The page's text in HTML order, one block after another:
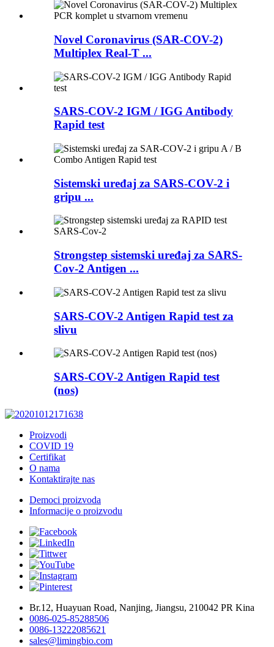
Novel Coronavirus (SAR-COV-2)
Multiplex Real-T ...
SARS-COV-2 IGM / IGG Antibody
Rapid test
Sistemski uređaj za SARS-COV-2 i
gripu ...
Strongstep sistemski uređaj za SARS-
Cov-2 Antigen ...
SARS-COV-2 Antigen Rapid test za
slivu
SARS-COV-2 Antigen Rapid test
(nos)
Proizvodi
COVID 19
Certifikat
O nama
Kontaktirajte nas
Democi proizvoda
Informacije o proizvodu
Br.12, Huayuan Road, Nanjing, Jiangsu, 210042 PR Kina
0086-025-85288506
0086-13222085621
sales@limingbio.com